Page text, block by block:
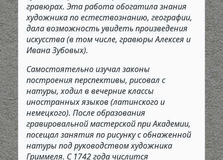
гравюрах. Эта работа обогатила знания
художника по естествознанию, географии,
дала возможность увидеть произведения
искусства (в том числе, гравюры Алексея и
Ивана Зубовых).
Самостоятельно изучал законы
построения перспективы, рисовал с
натуры, ходил в вечерние классы
иностранных языков (латинского и
немецкого). После образования
гравировальной мастерской при Академии,
посещал занятия по рисунку с обнаженной
натуры под руководством художника
Гриммеля. С 1742 года числится